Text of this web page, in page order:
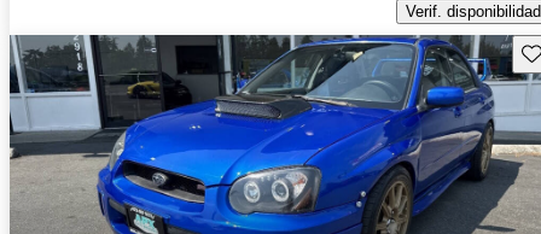
Verif. disponibilidad